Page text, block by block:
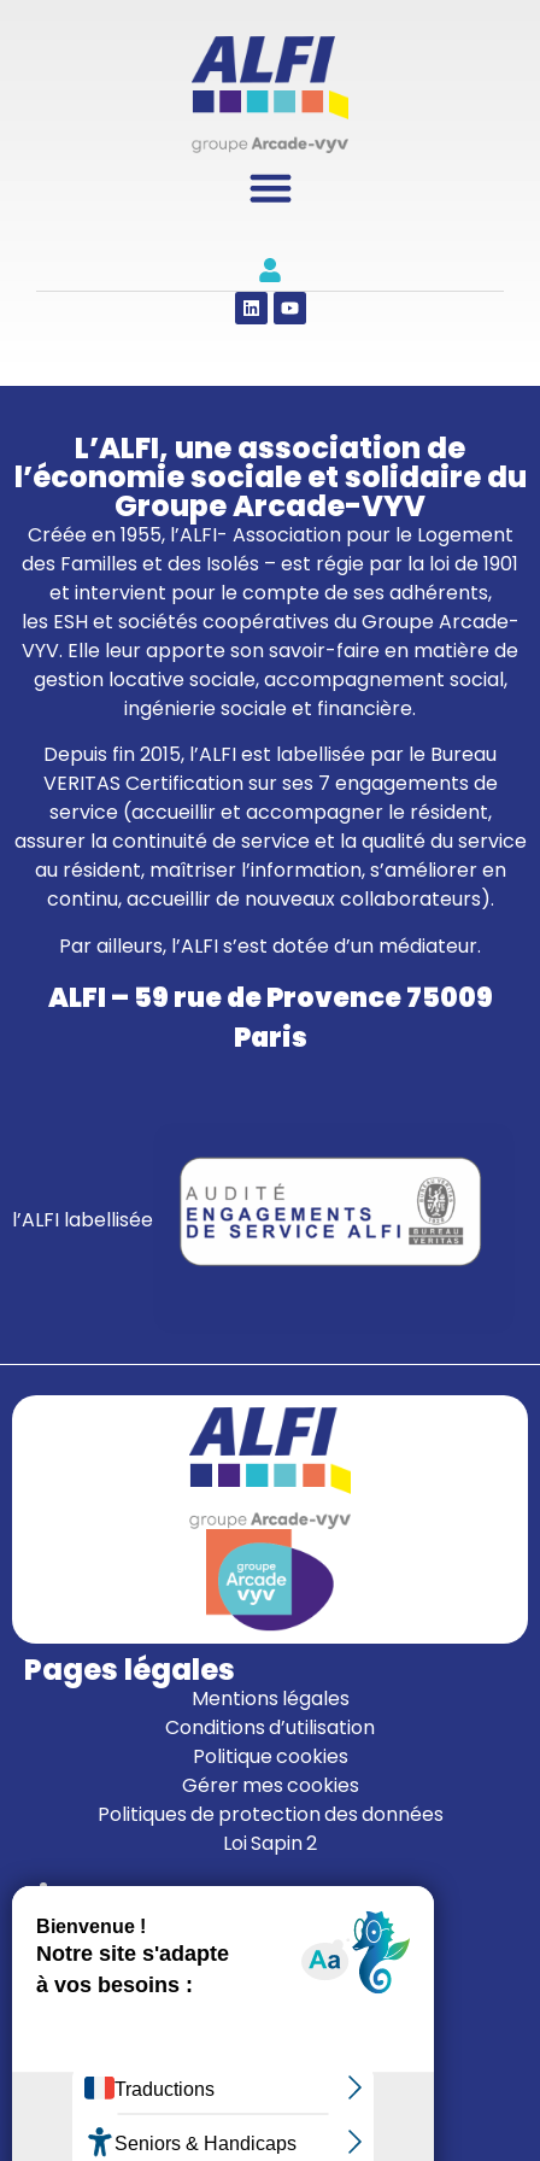
L’ALFI, une association de
l’économie sociale et solidaire du
Groupe Arcade-VYV
Créée en 1955, l’ALFI- Association pour le Logement
des Familles et des Isolés – est régie par la loi de 1901
et intervient pour le compte de ses adhérents,
les ESH et sociétés coopératives du Groupe Arcade-
VYV. Elle leur apporte son savoir-faire en matière de
gestion locative sociale, accompagnement social,
ingénierie sociale et financière.
Depuis fin 2015, l’ALFI est labellisée par le Bureau
VERITAS Certification sur ses 7 engagements de
service (accueillir et accompagner le résident,
assurer la continuité de service et la qualité du service
au résident, maîtriser l’information, s’améliorer en
continu, accueillir de nouveaux collaborateurs).
Par ailleurs, l’ALFI s’est dotée d’un médiateur.
ALFI – 59 rue de Provence 75009
Paris
l’ALFI labellisée
Pages légales
Mentions légales
Conditions d’utilisation
Politique cookies
Gérer mes cookies
Politiques de protection des données
Loi Sapin 2
Liens
Nous rejoindre
Réseaux sociaux